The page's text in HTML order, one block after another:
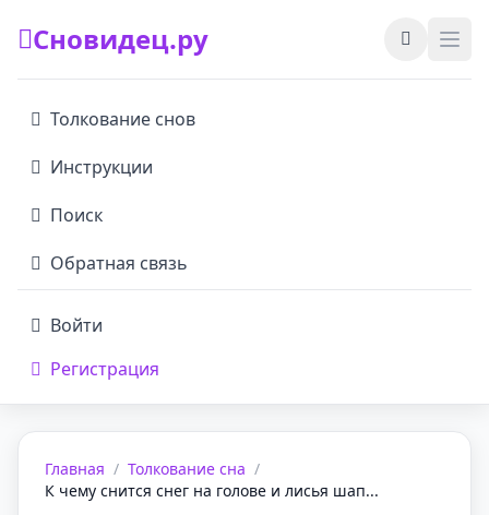
Сновидец.ру
Толкование снов
Инструкции
Поиск
Обратная связь
Войти
Регистрация
Главная / Толкование сна /
К чему снится снег на голове и лисья шап...